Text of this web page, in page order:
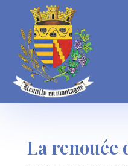
La renouée